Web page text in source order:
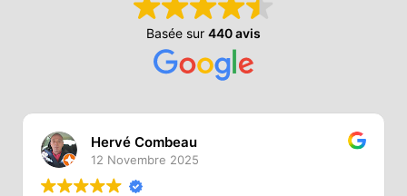
Basée sur 440 avis
Hervé Combeau
12 Novembre 2025